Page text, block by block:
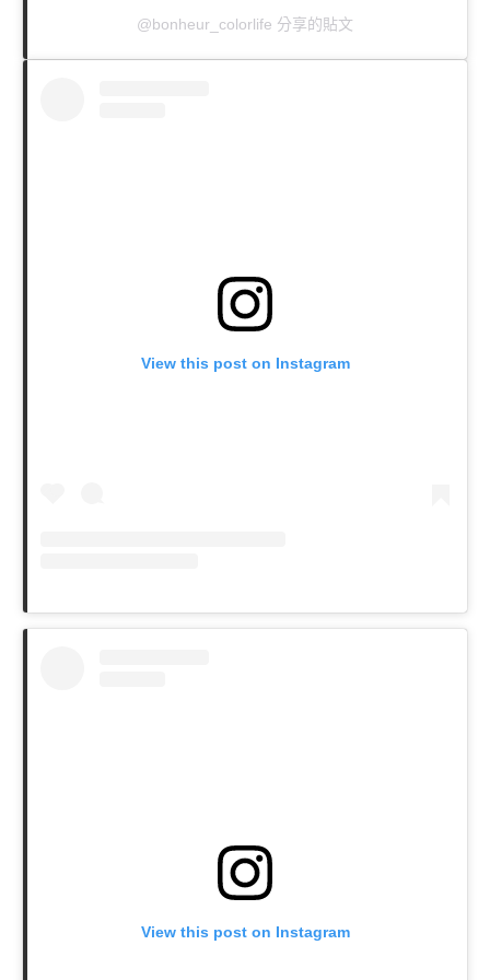
@bonheur_colorlife 分享的貼文
View this post on Instagram
View this post on Instagram